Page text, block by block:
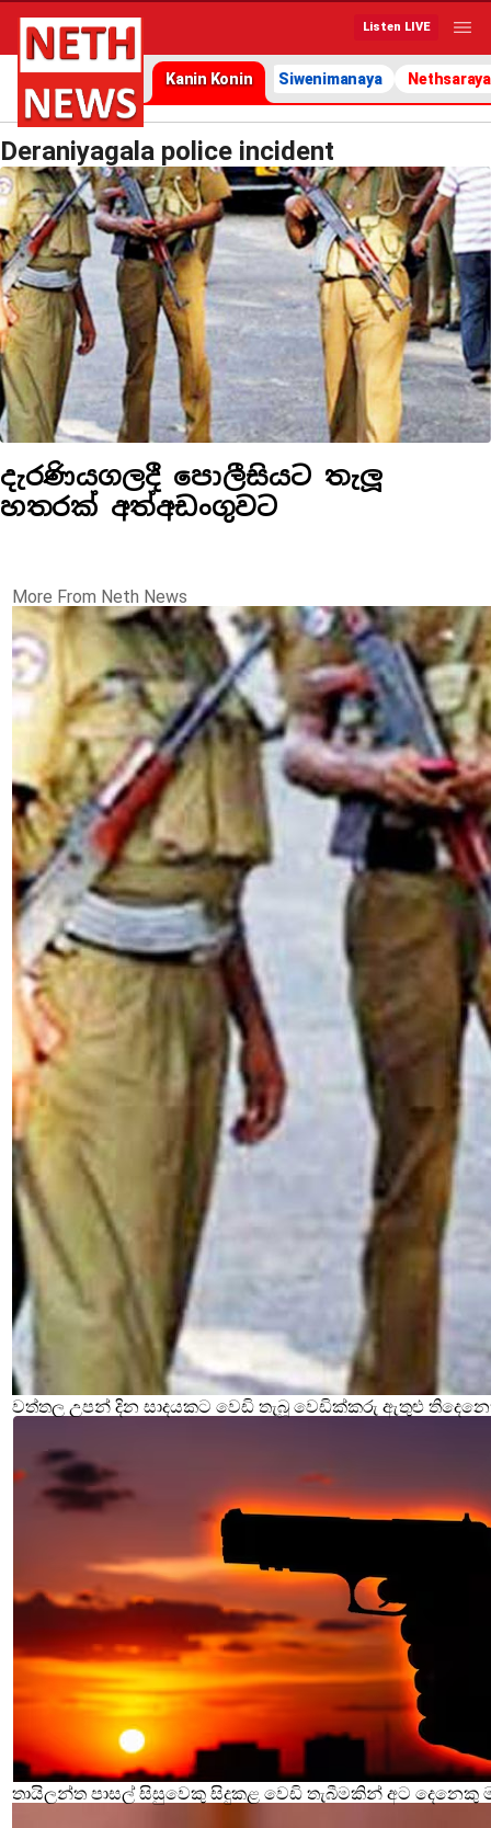
Listen LIVE
Kanin Konin Siwenimanaya Nethsaraya
Deraniyagala police incident
දැරණියගලදී පොලීසියට තැලූ
හතරක් අත්අඩංගුවට
More From Neth News
වත්තල උපන් දින සාදයකට වෙඩි තැබූ වෙඩික්කරු ඇතුළු
තායිලන්ත පාසල් සිසුවෙකු සිදුකළ වෙඩි තැබීමකින් අට දෙනෙකු